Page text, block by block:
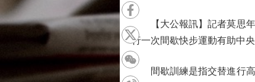
【大公報訊】記者莫思年報
行一次間歇快步運動有助中
間歇訓練是指交替進行高強